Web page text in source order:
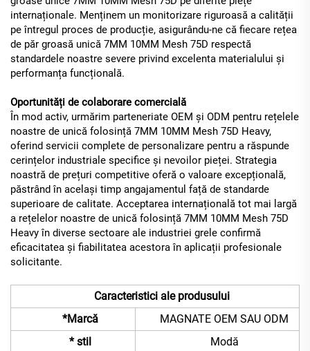
internaționale. Menținem un monitorizare riguroasă a calității
pe întregul proces de producție, asigurându-ne că fiecare rețea
de păr groasă unică 7MM 10MM Mesh 75D respectă
standardele noastre severe privind excelenta materialului și
performanța funcțională.
Oportunități de colaborare comercială
În mod activ, urmărim parteneriate OEM și ODM pentru rețelele
noastre de unică folosință 7MM 10MM Mesh 75D Heavy,
oferind servicii complete de personalizare pentru a răspunde
cerințelor industriale specifice și nevoilor pieței. Strategia
noastră de prețuri competitive oferă o valoare excepțională,
păstrând în același timp angajamentul față de standarde
superioare de calitate. Acceptarea internațională tot mai largă
a rețelelor noastre de unică folosință 7MM 10MM Mesh 75D
Heavy în diverse sectoare ale industriei grele confirmă
eficacitatea și fiabilitatea acestora în aplicații profesionale
solicitante.
Caracteristici ale produsului
*Marcă
MAGNATE OEM SAU ODM
* stil
Modă